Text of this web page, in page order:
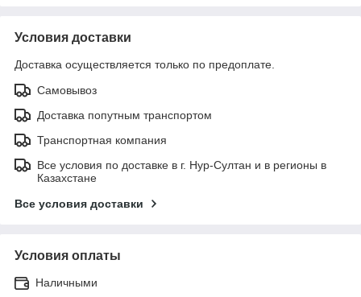
Условия доставки
Доставка осуществляется только по предоплате.
Самовывоз
Доставка попутным транспортом
Транспортная компания
Все условия по доставке в г. Нур-Султан и в регионы в
Казахстане
Все условия доставки
Условия оплаты
Наличными